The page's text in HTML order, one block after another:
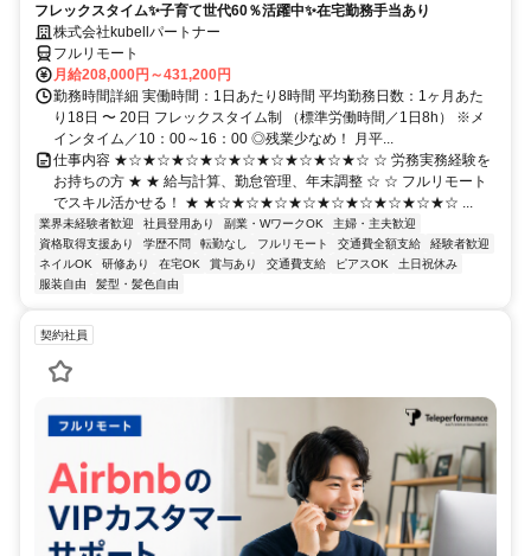
フレックスタイム✨子育て世代60％活躍中✨在宅勤務手当あり
株式会社kubellパートナー
フルリモート
月給208,000円～431,200円
勤務時間詳細 実働時間：1日あたり8時間 平均勤務日数：1ヶ月あた
り18日 〜 20日 フレックスタイム制 （標準労働時間／1日8h） ※メ
インタイム／10：00～16：00 ◎残業少なめ！ 月平...
仕事内容 ★☆★☆★☆★☆★☆★☆★☆★☆★☆ ☆ 労務実務経験を
お持ちの方 ★ ★ 給与計算、勤怠管理、年末調整 ☆ ☆ フルリモート
でスキル活かせる！ ★ ★☆★☆★☆★☆★☆★☆★☆★☆★☆ ...
業界未経験者歓迎 社員登用あり 副業・WワークOK
主婦・主夫歓迎
資格取得支援あり
学歴不問 転勤なし フルリモート 交通費全額支給
経験者歓迎
ネイルOK
研修あり 在宅OK 賞与あり 交通費支給 ピアスOK
土日祝休み
服装自由
髪型・髪色自由
契約社員